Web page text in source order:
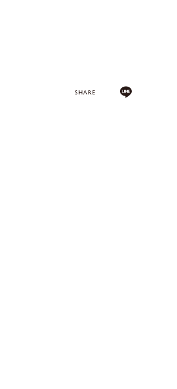
SHARE